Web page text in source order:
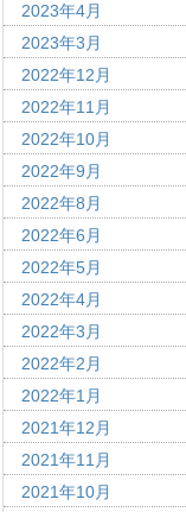
2023年4月
2023年3月
2022年12月
2022年11月
2022年10月
2022年9月
2022年8月
2022年6月
2022年5月
2022年4月
2022年3月
2022年2月
2022年1月
2021年12月
2021年11月
2021年10月